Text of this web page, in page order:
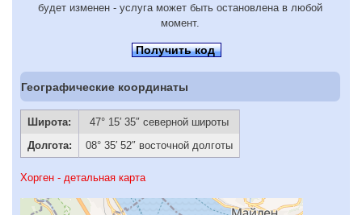
будет изменен - услуга может быть остановлена в любой
момент.
Получить код
Географические координаты
Широта:
47° 15′ 35″ северной широты
Долгота:
08° 35′ 52″ восточной долготы
Хорген - детальная карта